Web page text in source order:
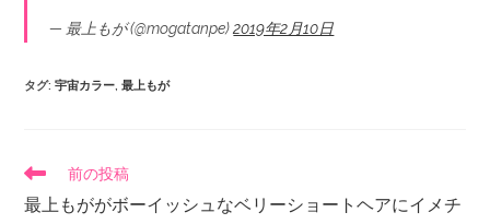
— 最上もが (@mogatanpe)2019年2月10日
タグ:宇宙カラー, 最上もが
前の投稿
最上もががボーイッシュなベリーショートヘアにイメチ